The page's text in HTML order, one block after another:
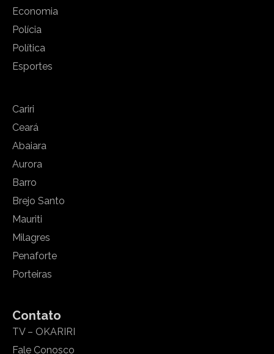
Economia
Polícia
Política
Esportes
Cariri
Ceará
Abaiara
Aurora
Barro
Brejo Santo
Mauriti
Milagres
Penaforte
Porteiras
Contato
TV – OKARIRI
Fale Conosco